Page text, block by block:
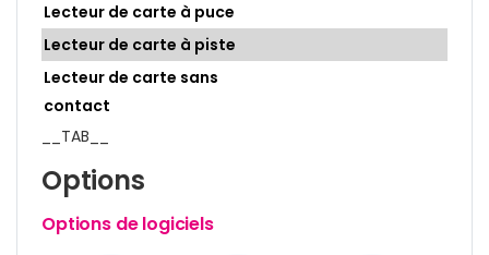
Lecteur de carte à puce
Lecteur de carte à piste
Lecteur de carte sans
contact
__TAB__
Options
Options de logiciels